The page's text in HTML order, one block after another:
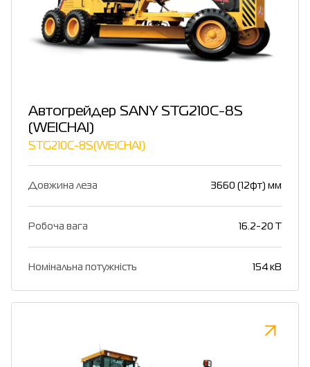
Автогрейдер SANY STG210C-8S
(WEICHAI)
STG210C-8S(WEICHAI)
Довжина леза 3660 (12фт) мм
Робоча вага 16.2-20 T
Номінальна потужність 154 кВ